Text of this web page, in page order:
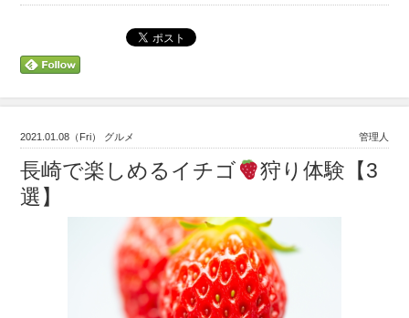
2021.01.08（Fri） グルメ 管理人
長崎で楽しめるイチゴ
狩り体験【3
選】